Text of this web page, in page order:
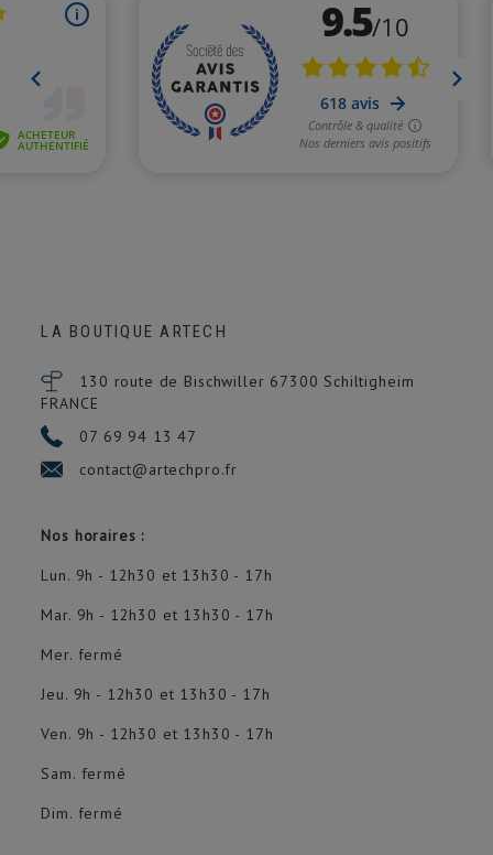
LA BOUTIQUE ARTECH
130 route de Bischwiller 67300 Schiltigheim
FRANCE
07 69 94 13 47
contact@artechpro.fr
Nos horaires :
Lun. 9h - 12h30 et 13h30 - 17h
Mar. 9h - 12h30 et 13h30 - 17h
Mer. fermé
Jeu. 9h - 12h30 et 13h30 - 17h
Ven. 9h - 12h30 et 13h30 - 17h
Sam. fermé
Dim. fermé